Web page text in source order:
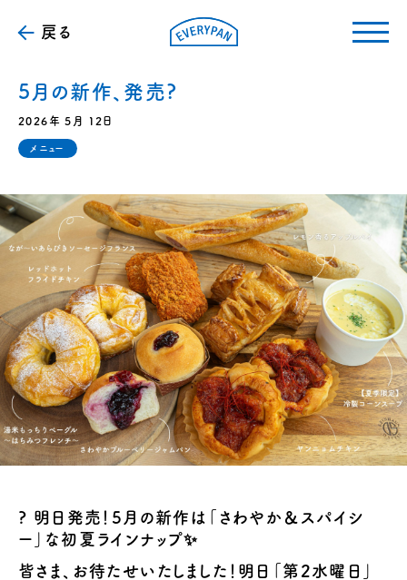
戻る
5月の新作、発売?
2026年 5月 12日
メニュー
? 明日発売！5月の新作は「さわやか＆スパイシ
ー」な初夏ラインナップ✨
皆さま、お待たせいたしました！明日「第2水曜日」